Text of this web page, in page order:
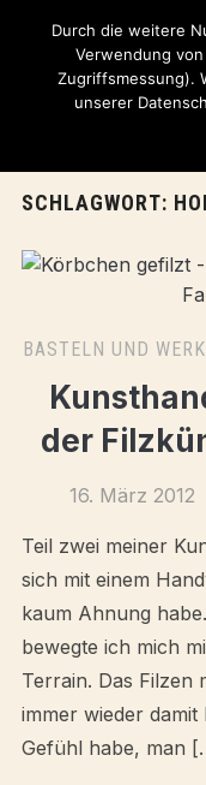
SCHLAGWORT:
BASTELN UND
der
16. März 2012
Teil zwei meiner
sich mit einem
kaum Ahnung
bewegte ich mich
Terrain. Das Filzen
immer wieder
Gefühl habe, man
Durch die weitere
Verwendung
Zugriffsmessung).
unserer